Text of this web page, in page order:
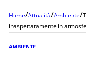
Home/Attualità/Ambiente/
inaspettatamente in
AMBIENTE